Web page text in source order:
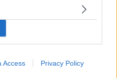
Access Privacy Policy
αφορά την μέτρηση των